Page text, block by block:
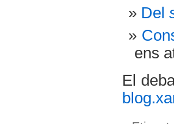
Del
ens
El